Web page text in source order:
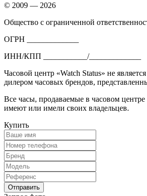
© 2009 — 2026
Общество с ограниченной
ОГРН _____________
ИНН/КПП ___________/_____________
Часовой центр «Watch Status» не
дилером часовых брендов,
Все часы, продаваемые в часовом центре
имеют или имели своих владельцев.
Купить